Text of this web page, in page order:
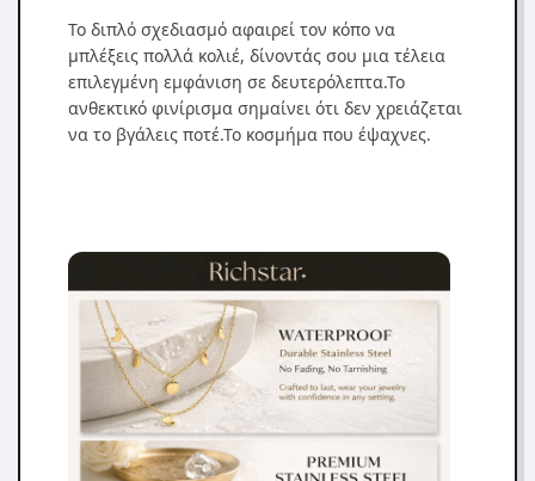
Το διπλό σχεδιασμό αφαιρεί τον κόπο να
μπλέξεις πολλά κολιέ, δίνοντάς σου μια τέλεια
επιλεγμένη εμφάνιση σε δευτερόλεπτα.Το
ανθεκτικό φινίρισμα σημαίνει ότι δεν χρειάζεται
να το βγάλεις ποτέ.Το κοσμήμα που έψαχνες.